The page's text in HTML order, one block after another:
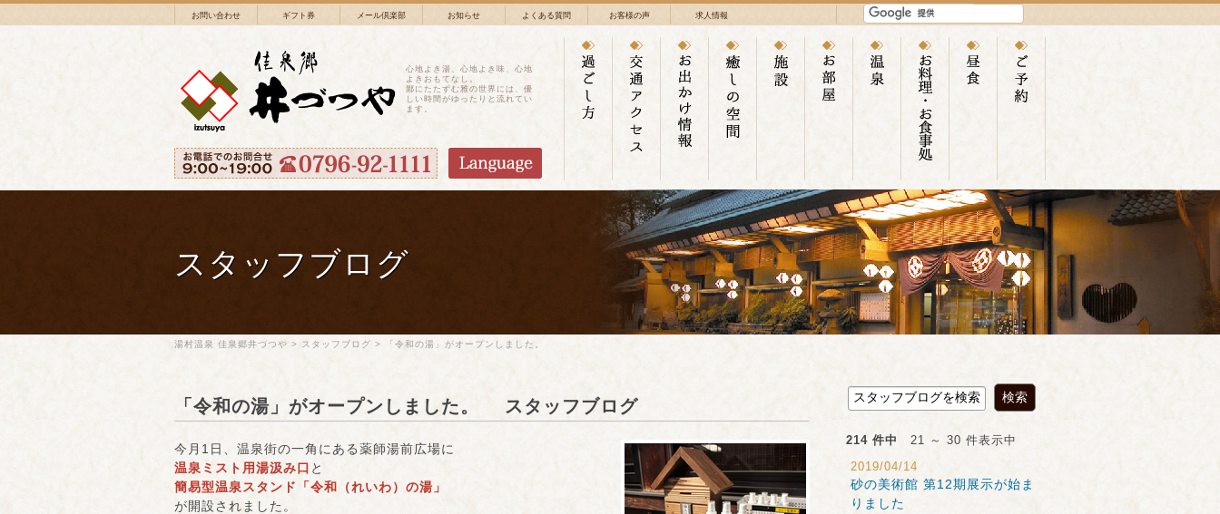
お問い合わせ ギフト券 メール倶楽部 お知らせ よくある質問 お客様の声 求人情報
心地よき湯、心地よき味、心地
よきおもてなし。
鄙にたたずむ雅の世界には、優
しい時間がゆったりと流れてい
ます。
スタッフブログ
湯村温泉 佳泉郷井づつや > スタッフブログ > 「令和の湯」がオープンしました。
「令和の湯」がオープンしました。 スタッフブログ
今月1日、温泉街の一角にある薬師湯前広場に
温泉ミスト用湯汲み口 と
簡易型温泉スタンド「令和（れいわ）の湯」
が開設されました。
214 件中
21 ～ 30 件表示中
2019/04/14
砂の美術館 第12期展示が始ま
りました